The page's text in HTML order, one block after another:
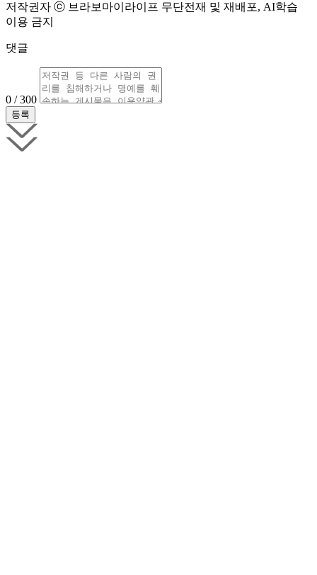
저작권자 ⓒ 브라보마이라이프 무단전재 및 재배포, AI학습
이용 금지
댓글
0 / 300